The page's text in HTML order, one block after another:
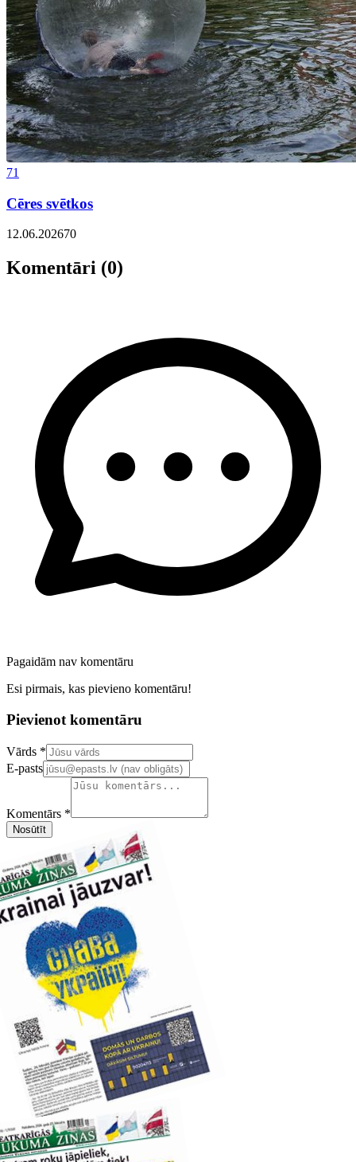
71
Cēres svētkos
12.06.202670
Komentāri (0)
Pagaidām nav komentāru
Esi pirmais, kas pievieno komentāru!
Pievienot komentāru
Confirm your email address
Vārds *
E-pasts
Komentārs *
Nosūtīt